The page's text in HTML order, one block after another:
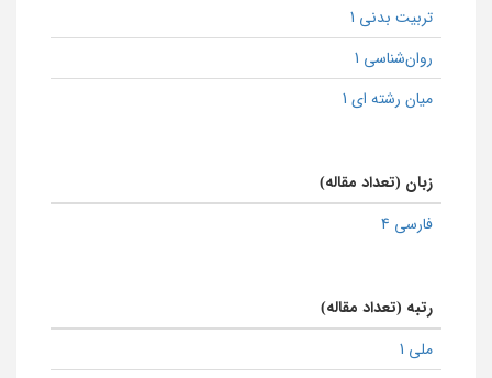
تربیت بدنی 1
روان‌شناسی 1
میان رشته ای 1
زبان (تعداد مقاله)
فارسی 4
رتبه (تعداد مقاله)
ملی 1